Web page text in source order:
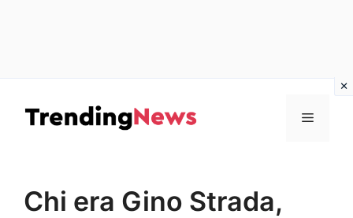
contenuto
Menu
Chi era Gino Strada,